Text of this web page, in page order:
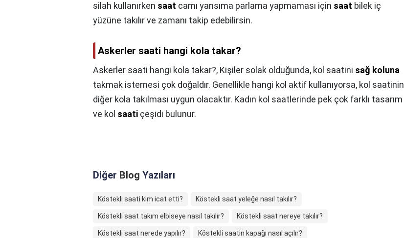
silah kullanırken saat camı yansıma parlama yapmaması için saat bilek iç
yüzüne takılır ve zamanı takip edebilirsin.
Askerler saati hangi kola takar?
Askerler saati hangi kola takar?, Kişiler solak olduğunda, kol saatini sağ koluna
takmak istemesi çok doğaldır. Genellikle hangi kol aktif kullanıyorsa, kol saatinin
diğer kola takılması uygun olacaktır. Kadın kol saatlerinde pek çok farklı tasarım
ve kol saati çeşidi bulunur.
Diğer Blog Yazıları
Köstekli saati kim icat etti? Köstekli saat yeleğe nasıl takılır?
Köstekli saat takım elbiseye nasıl takılır? Köstekli saat nereye takılır?
Köstekli saat nerede yapılır? Köstekli saatin kapağı nasıl açılır?